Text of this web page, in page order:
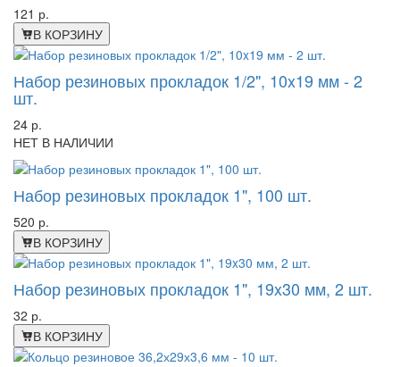
121 р.
В КОРЗИНУ
Набор резиновых прокладок 1/2", 10x19 мм - 2
шт.
24 р.
НЕТ В НАЛИЧИИ
Набор резиновых прокладок 1", 100 шт.
520 р.
В КОРЗИНУ
Набор резиновых прокладок 1", 19x30 мм, 2 шт.
32 р.
В КОРЗИНУ